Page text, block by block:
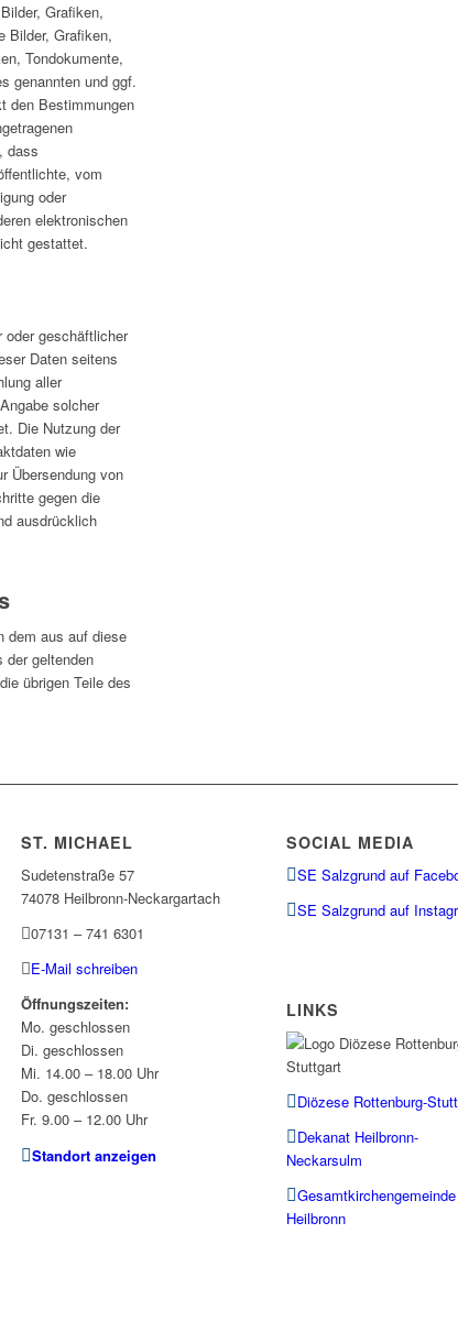
Grafiken,
Bilder, Grafiken,
Tondokumente,
genannten und ggf.
den Bestimmungen
dass
vom
oder
elektronischen
gestattet.
oder geschäftlicher
Daten seitens
aller
solcher
Die Nutzung der
wie
Übersendung von
gegen die
ausdrücklich
dem aus auf diese
der geltenden
übrigen Teile des
ST. MICHAEL
Sudetenstraße 57
74078 Heilbronn-Neckargartach
07131 – 741 6301
E-Mail schreiben
Öffnungszeiten:
Mo. geschlossen
Di. geschlossen
Mi. 14.00 – 18.00 Uhr
Do. geschlossen
Fr. 9.00 – 12.00 Uhr
Standort anzeigen
SOCIAL MEDIA
SE Salzgrund auf
SE Salzgrund auf
LINKS
Diözese Rottenburg-
Dekanat Heilbronn-
Neckarsulm
Gesamtkirchengemeinde
Heilbronn